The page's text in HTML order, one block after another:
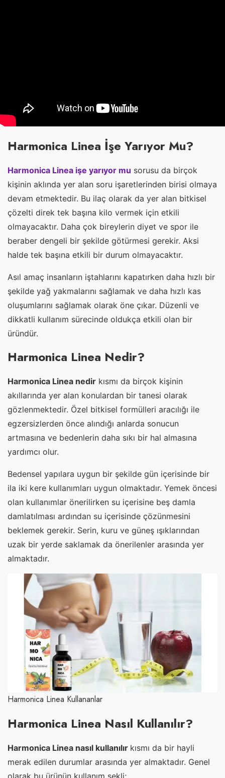
Harmonica Linea İşe Yarıyor Mu?
Harmonica Linea işe yarıyor mu sorusu da birçok
kişinin aklında yer alan soru işaretlerinden birisi olmaya
devam etmektedir. Bu ilaç olarak da yer alan bitkisel
çözelti direk tek başına kilo vermek için etkili
olmayacaktır. Daha çok bireylerin diyet ve spor ile
beraber dengeli bir şekilde götürmesi gerekir. Aksi
halde tek başına etkili bir durum olmayacaktır.
Asıl amaç insanların iştahlarını kapatırken daha hızlı bir
şekilde yağ yakmalarını sağlamak ve daha hızlı kas
oluşumlarını sağlamak olarak öne çıkar. Düzenli ve
dikkatli kullanım sürecinde oldukça etkili olan bir
üründür.
Harmonica Linea Nedir?
Harmonica Linea nedir kısmı da birçok kişinin
akıllarında yer alan konulardan bir tanesi olarak
gözlenmektedir. Özel bitkisel formülleri aracılığı ile
egzersizlerden önce alındığı anlarda sonucun
artmasına ve bedenlerin daha sıkı bir hal almasına
yardımcı olur.
Bedensel yapılara uygun bir şekilde gün içerisinde bir
ila iki kere kullanımları uygun olmaktadır. Yemek öncesi
olan kullanımlar önerilirken su içerisine beş damla
damlatılması ardından su içerisinde çözünmesini
beklemek gerekir. Serin, kuru ve güneş ışıklarından
uzak bir yerde saklamak da önerilenler arasında yer
almaktadır.
Harmonica Linea Kullananlar
Harmonica Linea Nasıl Kullanılır?
Harmonica Linea nasıl kullanılır kısmı da bir hayli
merak edilen durumlar arasında yer almaktadır. Genel
olarak bu ürünün kullanım şekli;